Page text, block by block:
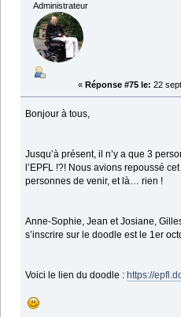
Administrateur
« Réponse #75 le: 22
Bonjour à tous,
Jusqu’à présent, il n’y a que 3
l’EPFL !?! Nous avions repoussé
personnes de venir, et là… rien !
Anne-Sophie, Jean et Josiane,
s’inscrire sur le doodle est le 1er
Voici le lien du doodle :https://